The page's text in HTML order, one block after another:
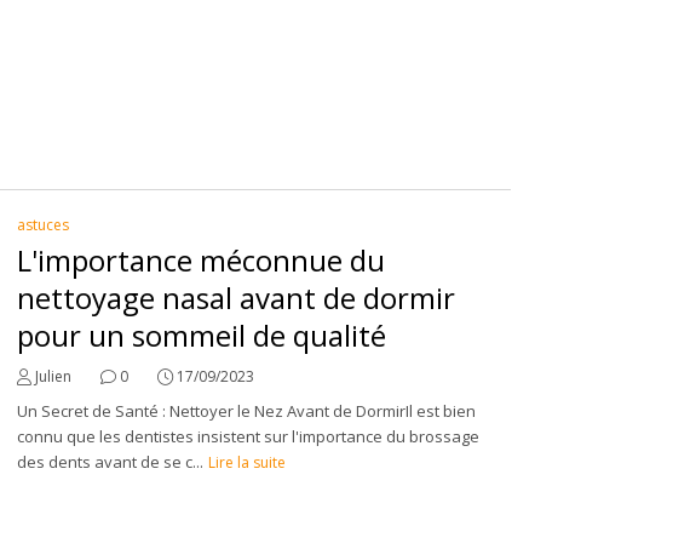
astuces
L'importance méconnue du
nettoyage nasal avant de dormir
pour un sommeil de qualité
Julien 0 17/09/2023
Un Secret de Santé : Nettoyer le Nez Avant de DormirIl est bien
connu que les dentistes insistent sur l'importance du brossage
des dents avant de se c... Lire la suite